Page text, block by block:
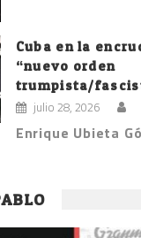
Cuba en la
“nuevo orden
trumpista/
julio 28, 2026
Enrique Ubieta